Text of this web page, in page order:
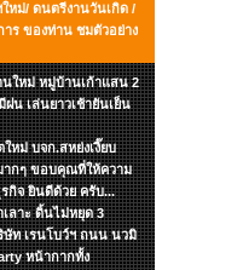
หม่/ ดนตรีงานวันเกิด /
ร ของท่าน ชมตัวอย่าง
ใหม่ หมู่บ้านเก้าแสน 2
น เล่นยาวเช้ายันเย็น
ม่ บจก.สหย่งเงี๊ยบ
กๆ ขอบคุณที่ให้ความ
กิจ ยินดีด้วย ครับ...
ลาะ ดิ้นไม่หยุด 3
ท เรนโบว์ฯ ถนน นวมิ
หน้ากากทั้ง